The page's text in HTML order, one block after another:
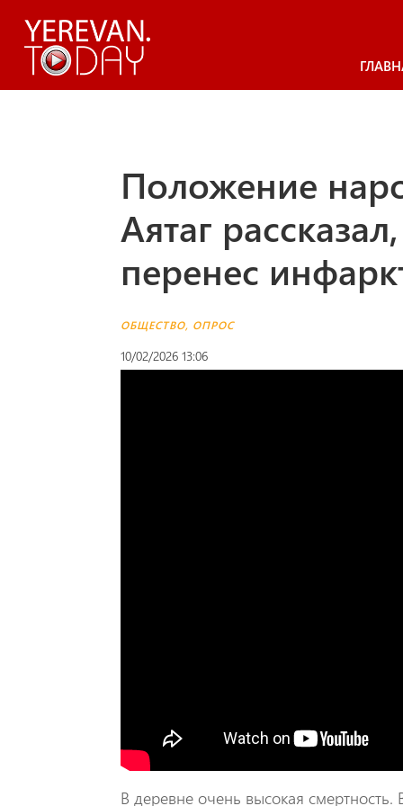
Положение
Аятаг
перенес
ОБЩЕСТВО, ОПРОС
10/02/2026 13:06
В деревне очень высокая